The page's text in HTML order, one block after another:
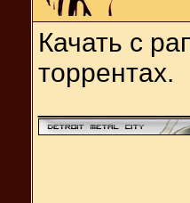
Качать с
торрентах.